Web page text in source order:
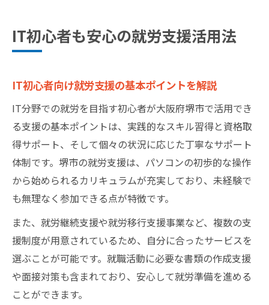
ITスキル習得を支える堺市の就労支援事例
IT未経験でも堺市で就職を目指せる理由
IT分野への転職を叶える堺市の支援体制
IT就職に向けた堺市のプログラム活用術
IT業界で堺市が選ばれるポイントを紹介
IT未経験者が堺市で成功するための流れ
ITスキル習得を叶える就労支援とは
ITスキル習得に最適な堺市の就労支援内容
ITパソコン作業を基礎から学べるサポート
IT資格取得を目指す支援プログラムの魅力
IT初心者が安心して学べるカリキュラム構
成
IT初心者も安心の就労支援活用法
IT初心者向け就労支援の基本ポイントを解説
IT分野での就労を目指す初心者が大阪府堺市で活用でき
る支援の基本ポイントは、実践的なスキル習得と資格取
得サポート、そして個々の状況に応じた丁寧なサポート
体制です。堺市の就労支援は、パソコンの初歩的な操作
から始められるカリキュラムが充実しており、未経験で
も無理なく参加できる点が特徴です。
また、就労継続支援や就労移行支援事業など、複数の支
援制度が用意されているため、自分に合ったサービスを
選ぶことが可能です。就職活動に必要な書類の作成支援
や面接対策も含まれており、安心して就労準備を進める
ことができます。